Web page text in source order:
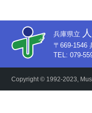
兵庫県立
〒669-1546
TEL: 079-
Copyright © 1992-2023,